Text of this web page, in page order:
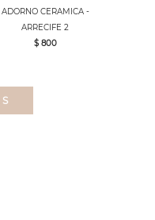
ADORNO CERAMICA -
ARRECIFE 2
$ 800